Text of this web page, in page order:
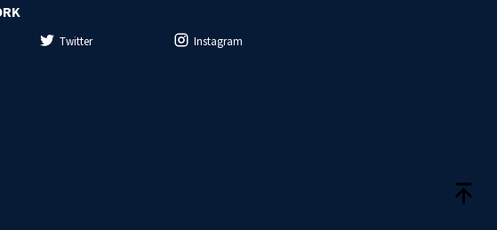
Twitter
Instagram